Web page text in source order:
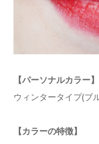
【パーソナルカラー】
ウィンタータイプ(ブ
【カラーの特徴】